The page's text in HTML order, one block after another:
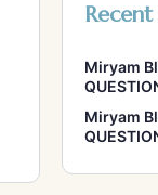
Miryam
Miryam